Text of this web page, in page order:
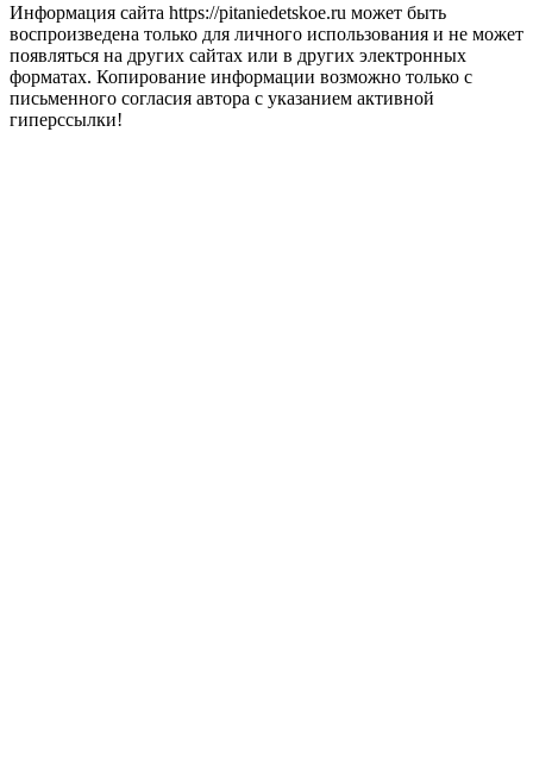
Информация сайта https://pitaniedetskoe.ru может быть
воспроизведена только для личного использования и не может
появляться на других сайтах или в других электронных
форматах. Копирование информации возможно только с
письменного согласия автора с указанием активной
гиперссылки!